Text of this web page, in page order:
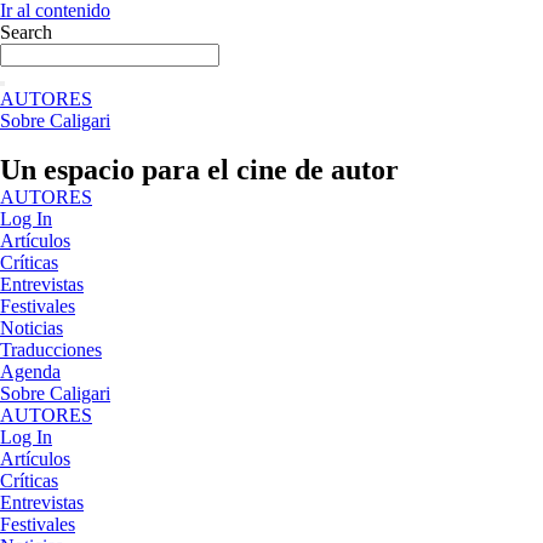
Ir al contenido
Search
AUTORES
Sobre Caligari
Un espacio para el cine de autor
AUTORES
Log In
Artículos
Críticas
Entrevistas
Festivales
Noticias
Traducciones
Agenda
Sobre Caligari
AUTORES
Log In
Artículos
Críticas
Entrevistas
Festivales